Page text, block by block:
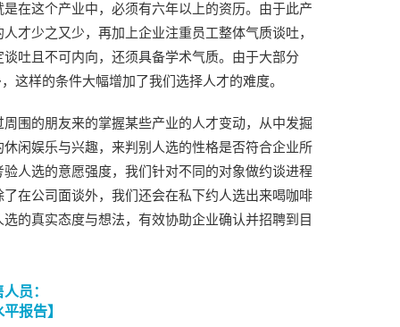
在这个产业中，必须有六年以上的资历。由于此产
才少之又少，再加上企业注重员工整体气质谈吐，
吐且不可内向，还须具备学术气质。由于大部分
这样的条件大幅增加了我们选择人才的难度。
围的朋友来的掌握某些产业的人才变动，从中发掘
闲娱乐与兴趣，来判别人选的性格是否符合企业所
人选的意愿强度，我们针对不同的对象做约谈进程
在公司面谈外，我们还会在私下约人选出来喝咖啡
的真实态度与想法，有效协助企业确认并招聘到目
员：
报告】